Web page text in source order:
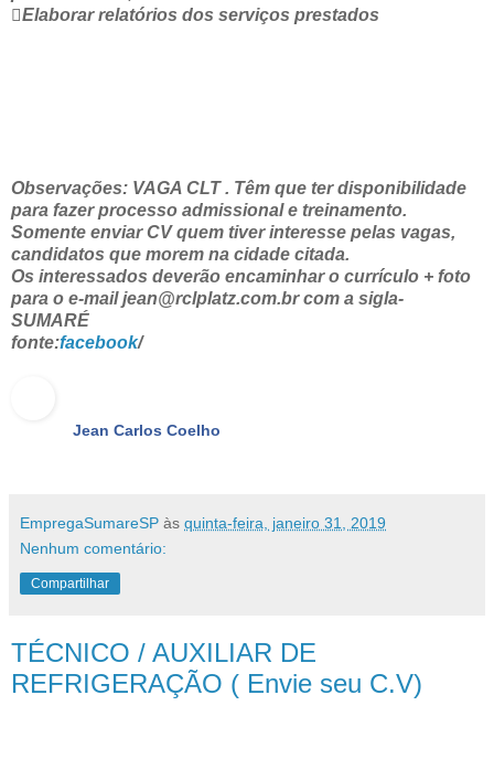
Elaborar relatórios dos serviços prestados
Observações: VAGA CLT . Têm que ter disponibilidade
para fazer processo admissional e treinamento.
Somente enviar CV quem tiver interesse pelas vagas,
candidatos que morem na cidade citada.
Os interessados deverão encaminhar o currículo + foto
para o e-mail jean@rclplatz.com.br com a sigla-
SUMARÉ
fonte:facebook/
Jean Carlos Coelho
EmpregaSumareSP às quinta-feira, janeiro 31, 2019
Nenhum comentário:
Compartilhar
TÉCNICO / AUXILIAR DE
REFRIGERAÇÃO ( Envie seu C.V)